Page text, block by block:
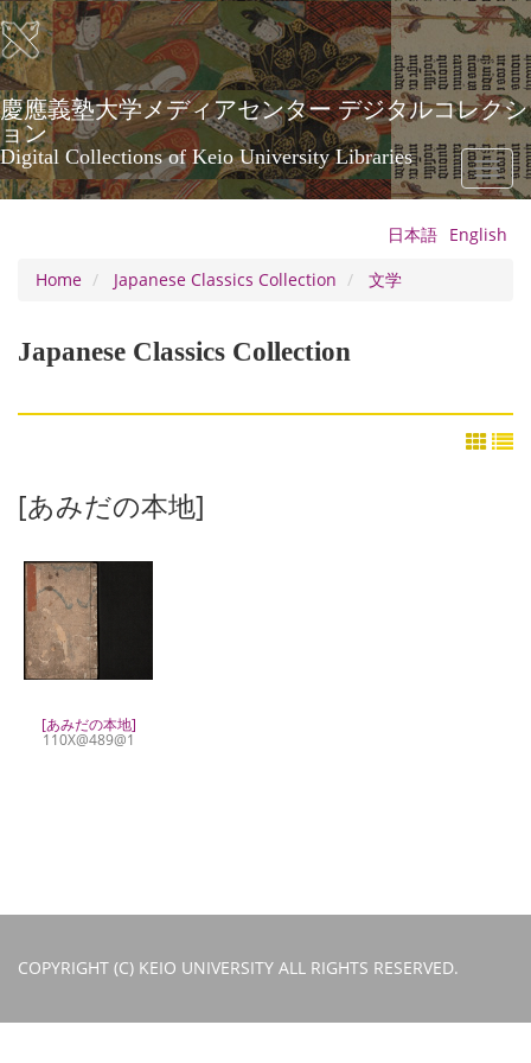
Skip
to
main
content
慶應義塾大学メディアセンター デジタルコレクシ
ョン
Digital Collections of Keio University Libraries
Toggle
日本語 English
Home
Japanese Classics Collection 文学
Japanese Classics Collection
[あみだの本地]
[あみだの本地]
110X@489@1
COPYRIGHT (C) KEIO UNIVERSITY ALL RIGHTS RESERVED.